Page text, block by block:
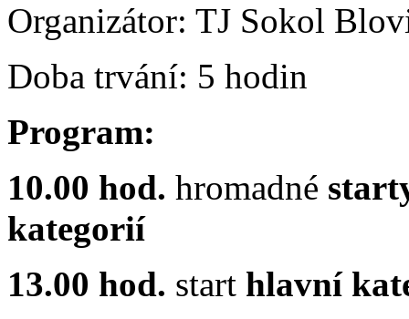
Organizátor: TJ Sokol
Doba trvání: 5 hodin
Program:
10.00 hod. hromadné
kategorií
13.00 hod. start hlavní